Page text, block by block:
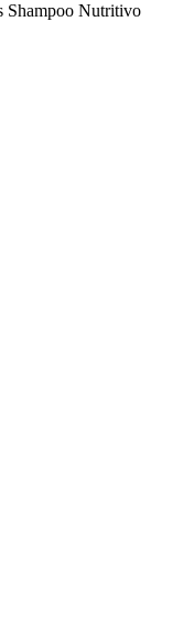
Shampoo Nutritivo